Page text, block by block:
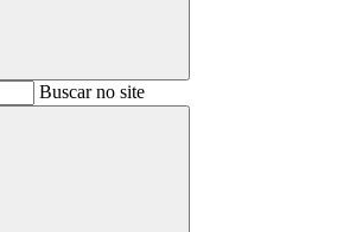
BuscarBuscar no site